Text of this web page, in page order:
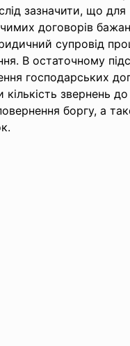
зазначити, що для
договорів
супровід
В остаточному
господарських
звернень
боргу, а